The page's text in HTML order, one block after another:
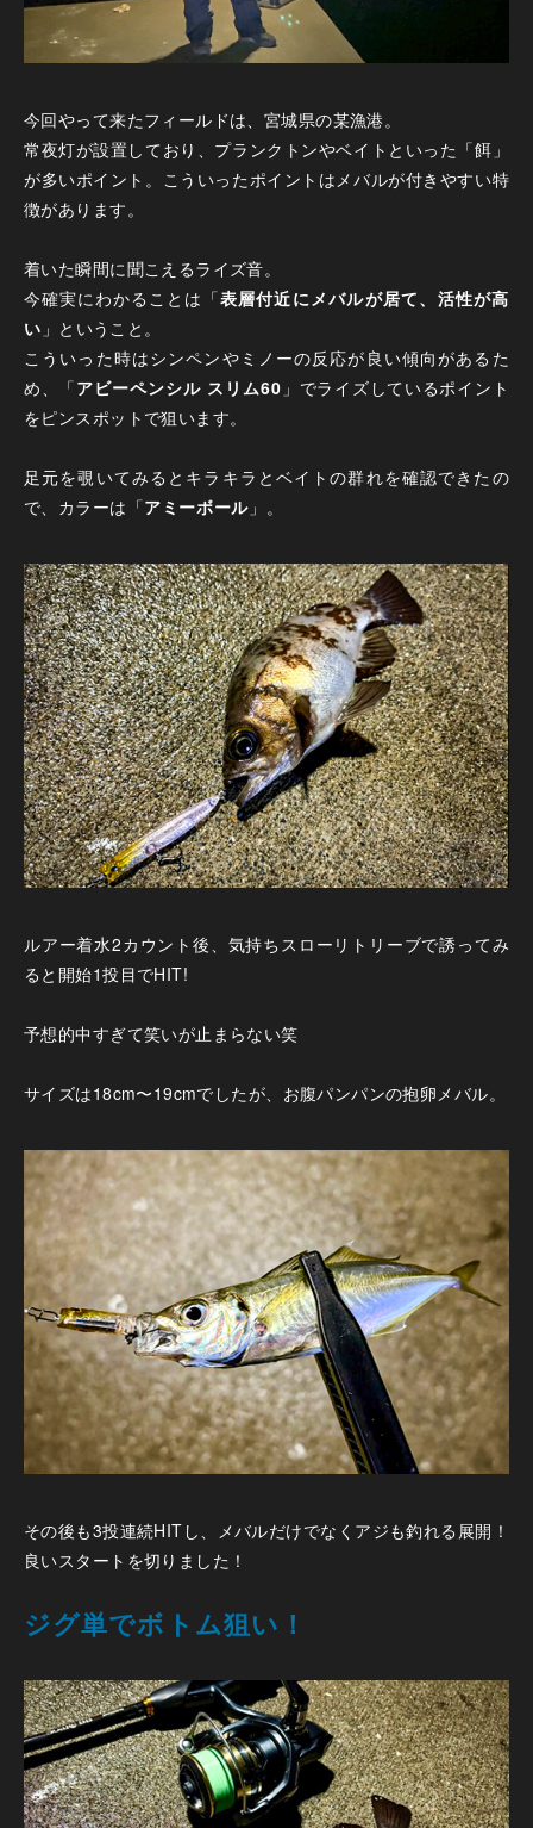
今回やって来たフィールドは、宮城県の某漁港。
常夜灯が設置しており、プランクトンやベイトといった「餌」
が多いポイント。こういったポイントはメバルが付きやすい特
徴があります。
着いた瞬間に聞こえるライズ音。
今確実にわかることは「表層付近にメバルが居て、活性が高
い 」ということ。
こういった時はシンペンやミノーの反応が良い傾向があるた
め、「アビーペンシル スリム60 」でライズしているポイント
をピンスポットで狙います。
足元を覗いてみるとキラキラとベイトの群れを確認できたの
で、カラーは「アミーボール 」。
ルアー着水2カウント後、気持ちスローリトリーブで誘ってみ
ると開始1投目でHIT!
予想的中すぎて笑いが止まらない笑
サイズは18cm〜19cmでしたが、お腹パンパンの抱卵メバル。
その後も3投連続HITし、メバルだけでなくアジも釣れる展開！
良いスタートを切りました！
ジグ単でボトム狙い！